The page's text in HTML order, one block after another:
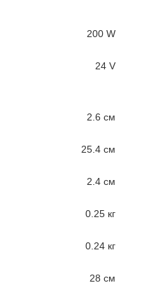
200 W
24 V
2.6 см
25.4 см
2.4 см
0.25 кг
0.24 кг
28 см